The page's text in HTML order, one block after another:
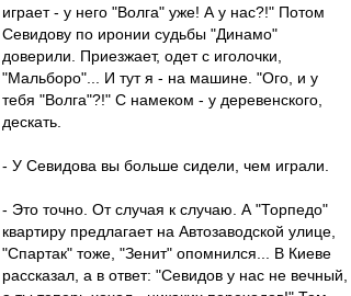
играет - у него "Волга" уже! А у нас?!" Потом
Севидову по иронии судьбы "Динамо"
доверили. Приезжает, одет с иголочки,
"Мальборо"... И тут я - на машине. "Ого, и у
тебя "Волга"?!" С намеком - у деревенского,
дескать.
- У Севидова вы больше сидели, чем играли.
- Это точно. От случая к случаю. А "Торпедо"
квартиру предлагает на Автозаводской улице,
"Спартак" тоже, "Зенит" опомнился... В Киеве
рассказал, а в ответ: "Севидов у нас не вечный,